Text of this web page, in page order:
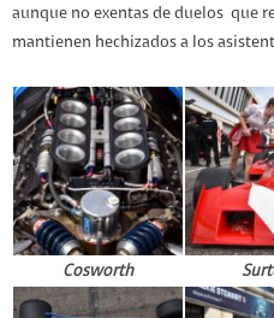
aunque no exentas de duelos que
mantienen hechizados a los
Cosworth